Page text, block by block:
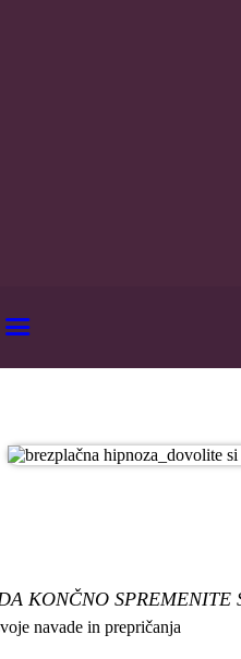
KONČNO SPREMENITE
navade in prepričanja